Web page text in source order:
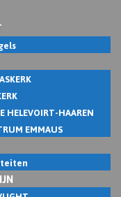
HELEVOIRT-HAAREN
EMMAUS